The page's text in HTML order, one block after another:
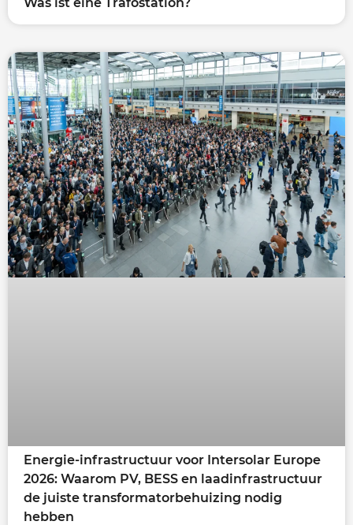
Energie-infrastructuur voor Intersolar Europe
2026: Waarom PV, BESS en laadinfrastructuur
de juiste transformatorbehuizing nodig
hebben